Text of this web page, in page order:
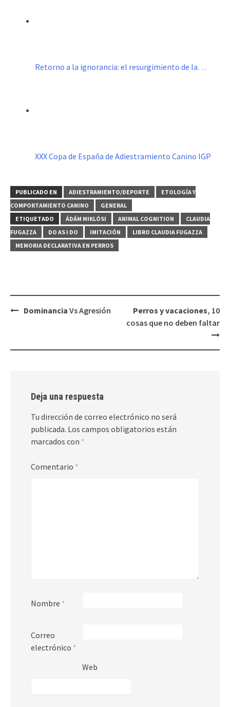
Retorno a la ignorancia: el resurgimiento de la…
XXX Copa de España de Adiestramiento Canino IGP
PUBLICADO EN ADIESTRAMIENTO/DEPORTE
ETOLOGÍA Y
COMPORTAMIENTO CANINO
GENERAL
ETIQUETADO
ÁDÁM MIKLÓSI ANIMAL COGNITION
CLAUDIA
FUGAZZA
DO AS I DO IMITACIÓN
LIBRO CLAUDIA FUGAZZA
MEMORIA DECLARATIVA EN PERROS
Navegación
Dominancia Vs Agresión Perros y vacaciones, 10
cosas que no deben faltar
Deja una respuesta
Tu dirección de correo electrónico no será
publicada. Los campos obligatorios están
marcados con *
Comentario *
Nombre *
Correo
electrónico *
Web